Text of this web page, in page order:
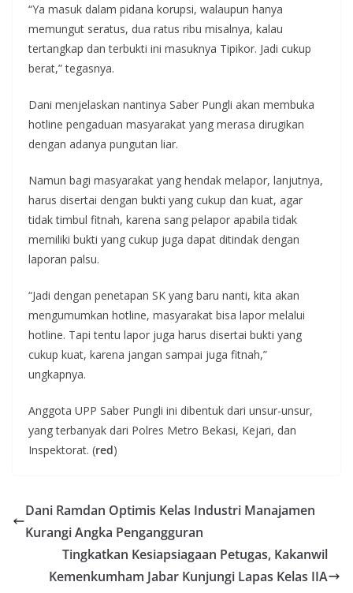
“Ya masuk dalam pidana korupsi, walaupun hanya
memungut seratus, dua ratus ribu misalnya, kalau
tertangkap dan terbukti ini masuknya Tipikor. Jadi cukup
berat,” tegasnya.
Dani menjelaskan nantinya Saber Pungli akan membuka
hotline pengaduan masyarakat yang merasa dirugikan
dengan adanya pungutan liar.
Namun bagi masyarakat yang hendak melapor, lanjutnya,
harus disertai dengan bukti yang cukup dan kuat, agar
tidak timbul fitnah, karena sang pelapor apabila tidak
memiliki bukti yang cukup juga dapat ditindak dengan
laporan palsu.
“Jadi dengan penetapan SK yang baru nanti, kita akan
mengumumkan hotline, masyarakat bisa lapor melalui
hotline. Tapi tentu lapor juga harus disertai bukti yang
cukup kuat, karena jangan sampai juga fitnah,”
ungkapnya.
Anggota UPP Saber Pungli ini dibentuk dari unsur-unsur,
yang terbanyak dari Polres Metro Bekasi, Kejari, dan
Inspektorat. (red)
Dani Ramdan Optimis Kelas Industri Manajamen
Kurangi Angka Pengangguran
Tingkatkan Kesiapsiagaan Petugas, Kakanwil
Kemenkumham Jabar Kunjungi Lapas Kelas IIA